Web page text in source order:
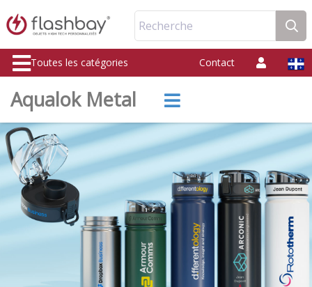
Recherche
Toutes les catégories Contact
Aqualok Metal